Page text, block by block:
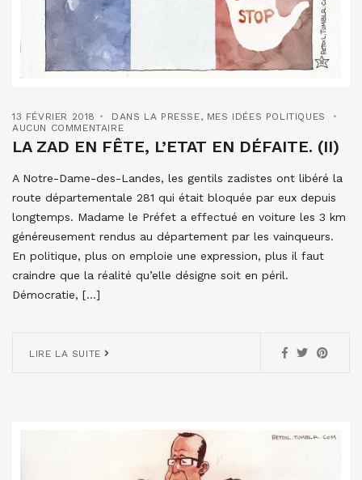
13 FÉVRIER 2018 DANS LA PRESSE, MES IDÉES POLITIQUES
AUCUN COMMENTAIRE
LA ZAD EN FÊTE, L’ETAT EN DÉFAITE. (II)
A Notre-Dame-des-Landes, les gentils zadistes ont libéré la
route départementale 281 qui était bloquée par eux depuis
longtemps. Madame le Préfet a effectué en voiture les 3 km
généreusement rendus au département par les vainqueurs.
En politique, plus on emploie une expression, plus il faut
craindre que la réalité qu’elle désigne soit en péril.
Démocratie, […]
LIRE LA SUITE